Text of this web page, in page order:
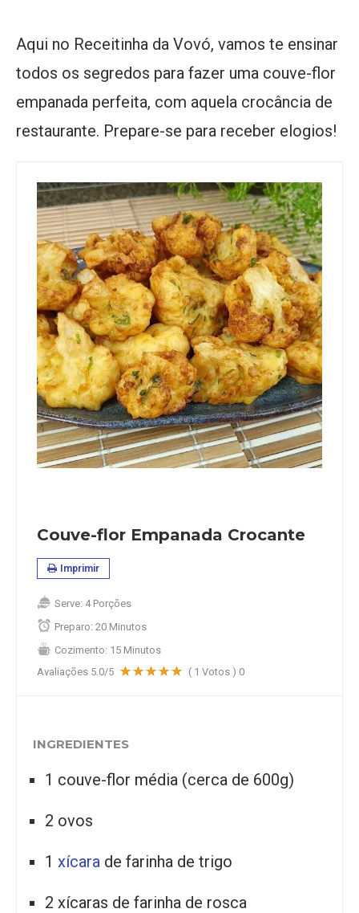
Aqui no Receitinha da Vovó, vamos te ensinar
todos os segredos para fazer uma couve-flor
empanada perfeita, com aquela crocância de
restaurante. Prepare-se para receber elogios!
Couve-flor Empanada Crocante
Imprimir
Serve: 4 Porções
Preparo: 20 Minutos
Cozimento: 15 Minutos
Avaliações 5.0/5 ( 1 Votos ) 0
INGREDIENTES
1 couve-flor média (cerca de 600g)
2 ovos
1 xícara de farinha de trigo
2 xícaras de farinha de rosca